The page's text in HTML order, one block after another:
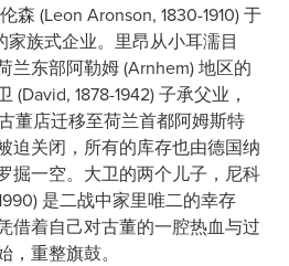
森 (Leon Aronson, 1830-1910) 于
家族式企业。里昂从小耳濡目
兰东部阿勒姆 (Arnhem) 地区的
1878-1942) 子承父业，
董店迁移至荷兰首都阿姆斯特
迫关闭，所有的库存也由德国纳
掘一空。大卫的两个儿子，尼科
是二战中家里唯二的幸存
借着自己对古董的一腔热血与过
重整旗鼓。